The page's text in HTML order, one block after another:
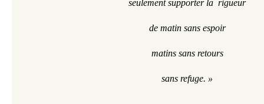
seulement supporter la  rigueur
de matin sans espoir
matins sans retours
sans refuge. »